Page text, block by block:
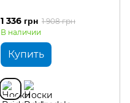
1 336 грн 1 908 грн
В наличии
Купить